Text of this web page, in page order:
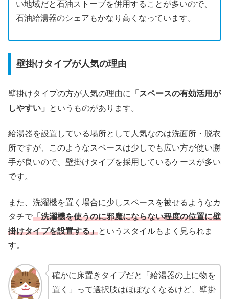
い地域だと石油ストーブを併用することが多いので、
石油給湯器のシェアもかなり高くなっています。
壁掛けタイプが人気の理由
壁掛けタイプの方が人気の理由に
「スペースの有効活用が
しやすい」
というものがあります。
給湯器を設置している場所として人気なのは洗面所・脱衣
所ですが、このようなスペースは少しでも広い方が使い勝
手が良いので、壁掛けタイプを採用しているケースが多い
です。
また、洗濯機を置く場合に少しスペースを被せるようなカ
タチで「洗濯機を使うのに邪魔にならない程度の位置に壁
掛けタイプを設置する」というスタイルもよく見られま
す。
確かに床置きタイプだと「給湯器の上に物を
置く」って選択肢はほぼなくなるけど、壁掛